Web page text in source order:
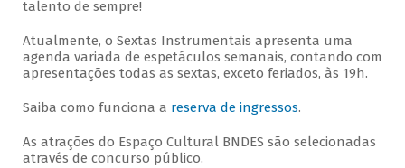
talento de sempre!
Atualmente, o Sextas Instrumentais apresenta uma
agenda variada de espetáculos semanais, contando com
apresentações todas as sextas, exceto feriados, às 19h.
Saiba como funciona a reserva de ingressos.
As atrações do Espaço Cultural BNDES são selecionadas
através de concurso público.